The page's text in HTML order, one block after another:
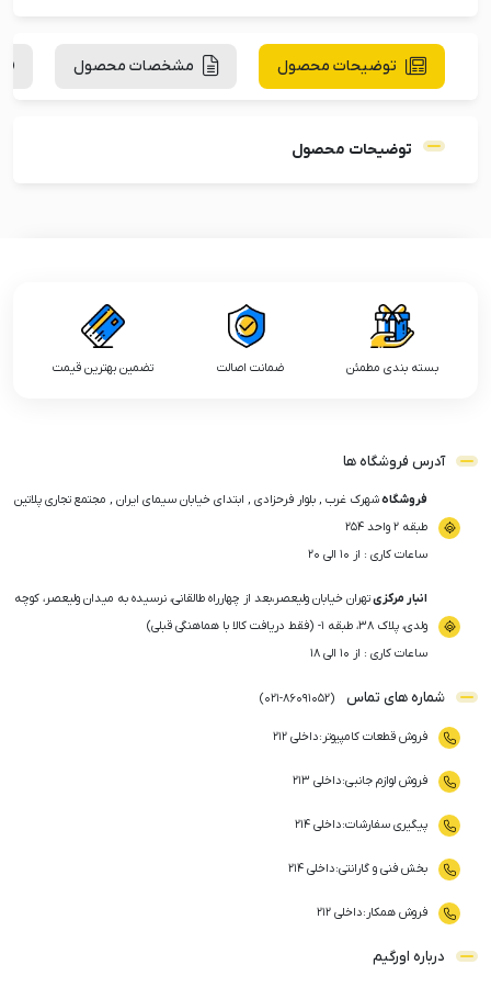
توضیحات محصول مشخصات محصول
توضیحات محصول
بسته بندی مطمئن ضمانت اصالت تضمین بهترین قیمت
آدرس فروشگاه ها
فروشگاهشهرک غرب , بلوار فرحزادی , ابتدای خیابان سیمای ایران , مجتمع تجاری پلاتین
طبقه ۲ واحد ۲۵۴
ساعات کاری : از ۱۰ الی ۲۰
انبار مرکزیتهران خیابان ولیعصر،بعد از چهارراه طالقانی، نرسیده به میدان ولیعصر، کوچه
ولدی، پلاک ۳۸، طبقه ۱- (فقط دریافت کالا با هماهنگی قبلی)
ساعات کاری : از ۱۰ الی ۱۸
شماره های تماس (
021-86091052
)
فروش قطعات کامپیوتر :داخلی ۲۱۲
فروش لوازم جانبی:داخلی ۲۱۳
پیگیری سفارشات:داخلی ۲۱۴
بخش فنی و گارانتی:داخلی ۲۱۴
فروش همکار :داخلی ۲۱۲
درباره اورگیم